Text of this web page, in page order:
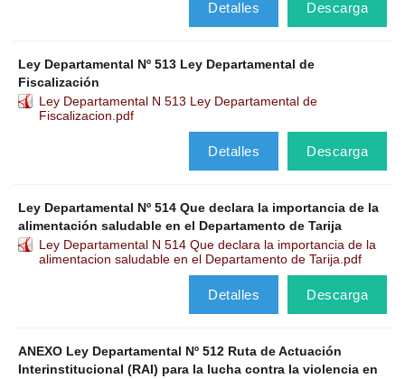
Descarga
Detalles
Ley Departamental Nº 513 Ley Departamental de
Fiscalización
Ley Departamental N 513 Ley Departamental de
Fiscalizacion.pdf
Descarga
Detalles
Ley Departamental Nº 514 Que declara la importancia de la
alimentación saludable en el Departamento de Tarija
Ley Departamental N 514 Que declara la importancia de la
alimentacion saludable en el Departamento de Tarija.pdf
Descarga
Detalles
ANEXO Ley Departamental Nº 512 Ruta de Actuación
Interinstitucional (RAI) para la lucha contra la violencia en